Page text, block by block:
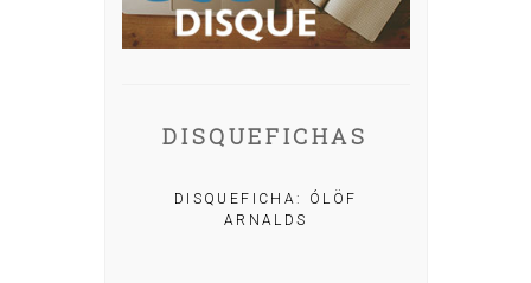
DISQUEFICHAS
DISQUEFICHA: ÓLÖF
ARNALDS